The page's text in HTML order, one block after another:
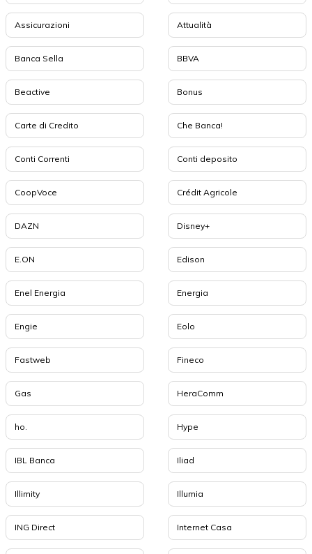
Assicurazioni Attualità
Banca Sella BBVA
Beactive Bonus
Carte di Credito Che Banca!
Conti Correnti Conti deposito
CoopVoce Crédit Agricole
DAZN Disney+
E.ON Edison
Enel Energia Energia
Engie Eolo
Fastweb Fineco
Gas HeraComm
ho. Hype
IBL Banca Iliad
Illimity Illumia
ING Direct Internet Casa